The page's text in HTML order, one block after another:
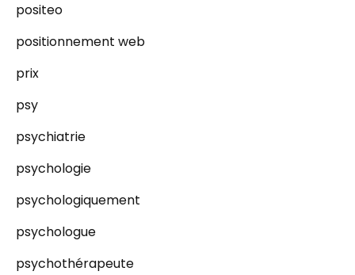
positeo
positionnement web
prix
psy
psychiatrie
psychologie
psychologiquement
psychologue
psychothérapeute